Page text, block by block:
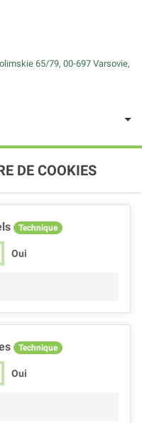
65/79, 00-697 Varsovie,
DE COOKIES
Technique
Oui
Technique
Oui